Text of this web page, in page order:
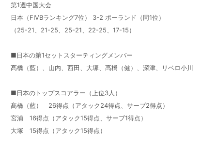
第1週中国大会
日本（FIVBランキング7位） 3-2 ポーランド（同1位）
（25-21、21-25、25-21、22-25、17-15）
■日本の第1セットスターティングメンバー
髙橋（藍）、山内、西田、大塚、髙橋（健）、深津、リベロ小川
■日本のトップスコアラー（上位3人）
髙橋（藍） 26得点（アタック24得点、サーブ2得点）
宮浦 16得点（アタック15得点、サーブ1得点）
大塚 15得点（アタック15得点）